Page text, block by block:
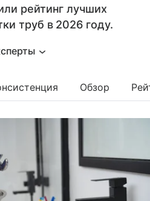
рейтинг лучших
труб в 2026 году.
Обзор